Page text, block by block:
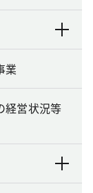
業
経営状況等